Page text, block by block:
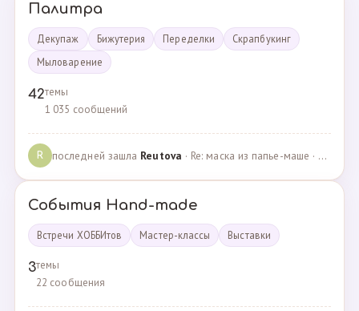
Палитра
Декупаж Бижутерия Переделки
Скрапбукинг
Мыловарение
42темы
1 035 сообщений
R последней зашла Reutova · Re: маска из папье-маше · 20.12.2022
События Hand-made
Встречи ХОББИтов Мастер-классы Выставки
3темы
22 сообщения